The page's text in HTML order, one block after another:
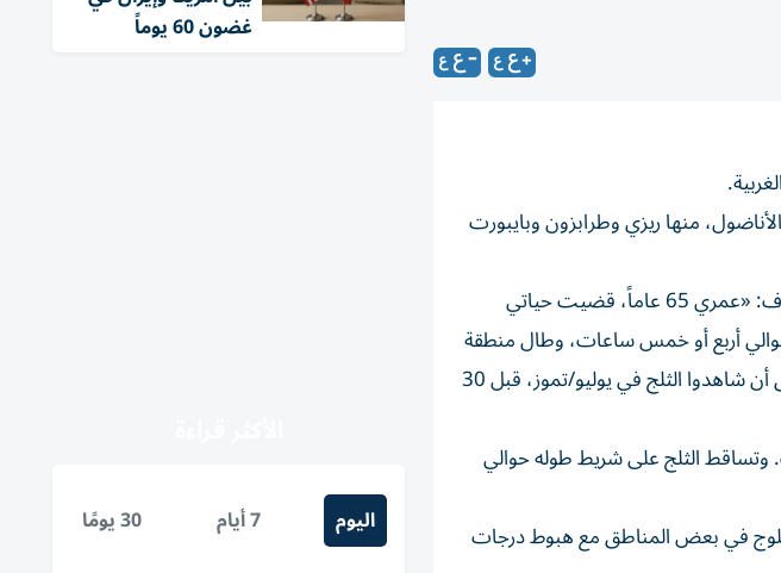
منها ريزي وطرابزون وبايبورت
وقال الصحفي غنتشاه كرفضلي أوغلو في ريزي، إن الثلوج تساقطت لحوالى خمس ساعات. وأضاف: «عمري 65 عاماً، قضيت حياتي
أربع أو خمس ساعات، وطال منطقة
أرتوين (قرب حدود جورجيا). في ريزي، معتادون الأحوال الجوية الشاذة. المسنون يقولون إنهم سبق أن شاهدوا الثلج في يوليو/تموز، قبل 30
وتساقط الثلج على شريط طوله حوالي
ثلوج في بعض المناطق مع هبوط درجات
غضون 60 يوماً
اليوم 7 أيام 30 يومًا